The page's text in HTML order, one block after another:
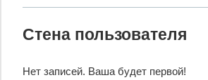
Стена пользователя
Нет записей. Ваша будет первой!